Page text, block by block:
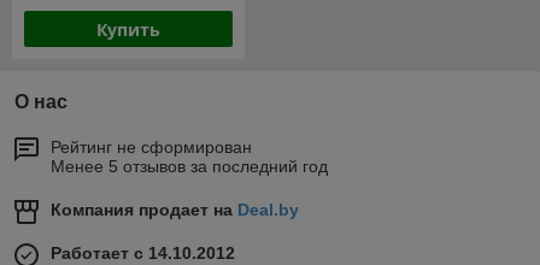
Купить
О нас
Рейтинг не сформирован
Менее 5 отзывов за последний год
Компания продает на Deal.by
Работает с 14.10.2012